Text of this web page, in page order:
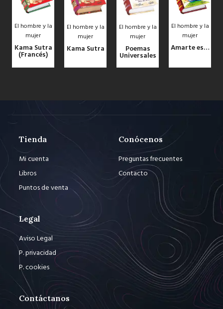
El hombre y la
mujer
Kama Sutra
(Francés)
El hombre y la
mujer
Kama Sutra
El hombre y la
mujer
Poemas
Universales
El hombre y la
mujer
Amarte es…
Tienda
Mi cuenta
Libros
Puntos de venta
Conócenos
Preguntas frecuentes
Contacto
Legal
Aviso Legal
P. privacidad
P. cookies
Contáctanos